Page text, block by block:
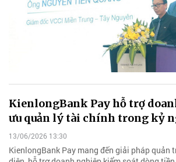
KienlongBank Pay hỗ trợ
ưu quản lý tài chính trong kỷ
13/06/2026 13:30
KienlongBank Pay mang đến giải pháp quản